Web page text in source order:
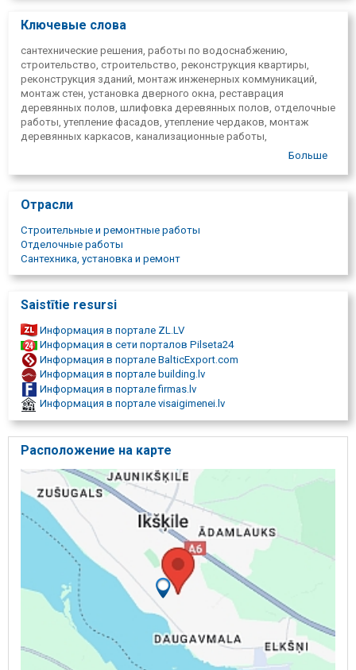
решение, которое вам лучше всего подходит.
Ключевые слова
сантехнические решения, работы по водоснабжению,
строительство, строительство, реконструкция квартиры,
реконструкция зданий, монтаж инженерных коммуникаций,
монтаж стен, установка дверного окна, реставрация
деревянных полов, шлифовка деревянных полов, отделочные
работы, утепление фасадов, утепление чердаков, монтаж
деревянных каркасов, канализационные работы,
декоративные камни, душевое помещение, кафельныеБольше
Отрасли
Строительные и ремонтные работы
Отделочные работы
Сантехника, установка и ремонт
Saistītie resursi
Информация в портале ZL.LV
Информация в сети порталов Pilseta24
Информация в портале BalticExport.com
Информация в портале building.lv
Информация в портале firmas.lv
Информация в портале visaigimenei.lv
Расположение на карте